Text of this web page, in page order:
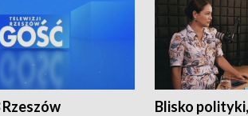
Blisko